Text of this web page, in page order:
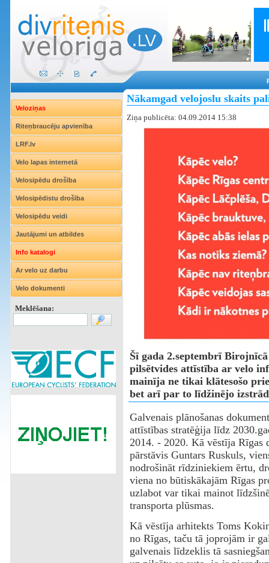
Veloziņas
Riteņbraucēju apvienība
LRF.lv
Velo lapas internetā
Velosipēdu drošība
Velosipēdistu drošība
Velosipēdu veidi
Jautājumi un atbildes
Info katalogi
Ar velo uz darbu
Velo dokumenti
Meklēšana:
Nākamgad velojoslu skaits
Ziņa publicēta: 04.09.2014 15:38
Šī gada 2.septembrī
pilsētvides attīstība ar velo
mainīja ne tikai klātesošo
bet arī par to līdžinējo
Galvenais plānošanas
attīstības stratēģija līdz
2014. - 2020. Kā vēstīja Rīgas
pārstāvis Guntars Ruskuls,
nodrošināt rīdziniekiem ērtu,
viena no būtiskākajām Rīgas
uzlabot var tikai mainot
transporta plūsmas.
Kā vēstīja arhitekts Toms
no Rīgas, taču tā joprojām ir
galvenais līdzeklis tā